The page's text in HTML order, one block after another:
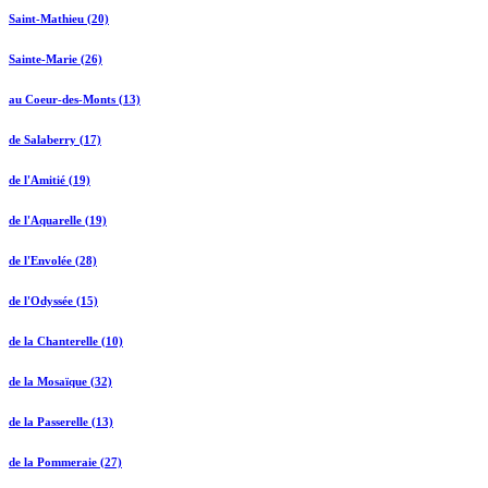
Saint-Mathieu (20)
Sainte-Marie (26)
au Coeur-des-Monts (13)
de Salaberry (17)
de l'Amitié (19)
de l'Aquarelle (19)
de l'Envolée (28)
de l'Odyssée (15)
de la Chanterelle (10)
de la Mosaïque (32)
de la Passerelle (13)
de la Pommeraie (27)